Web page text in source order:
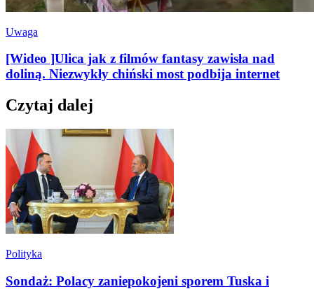
Uwaga
[Wideo ]Ulica jak z filmów fantasy zawisła nad
doliną. Niezwykły chiński most podbija internet
Czytaj dalej
Polityka
Sondaż: Polacy zaniepokojeni sporem Tuska i